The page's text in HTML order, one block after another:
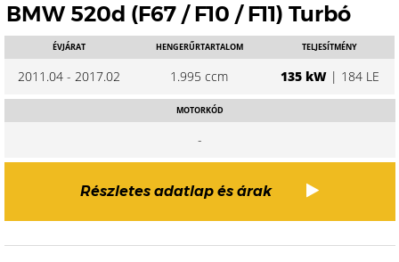
BMW 520d (F67 / F10 / F11) Turbó
ÉVJÁRAT
2011.04 - 2017.02
HENGERŰRTARTALOM
1.995 ccm
TELJESÍTMÉNY
135 kW| 184 LE
MOTORKÓD
-
Részletes adatlap és árak